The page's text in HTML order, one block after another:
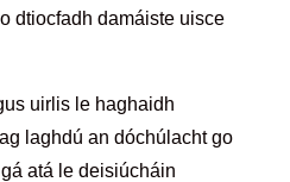
dtiocfadh damáiste uisce
uirlis le haghaidh
laghdú an dóchúlacht go
atá le deisiúcháin